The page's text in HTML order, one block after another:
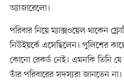
অ্যাজারেলো।
পরিবার নিয়ে ম্যাক্সওয়েল থাকেন
নিউইয়র্কে এসেছিলেন। পুলিশের
কোনো রেকর্ড নেই। এমনকি তিনি
তাঁর পরিবারের সদস্যরা জানতেন না।